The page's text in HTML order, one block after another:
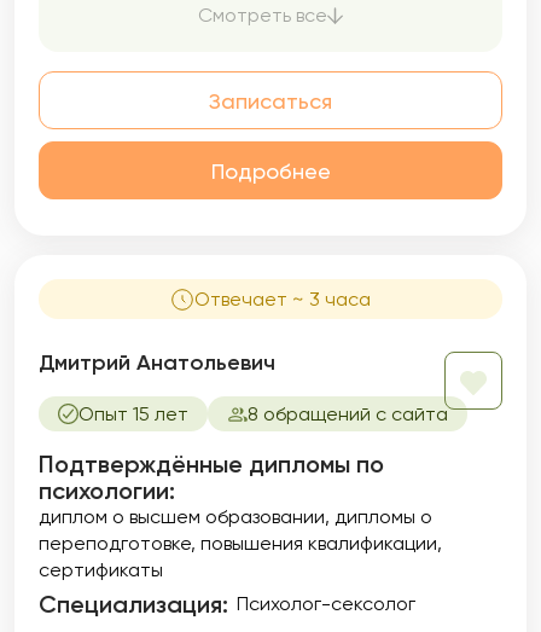
помогать моим клиентам. А обучение
конкретной задачей, не распыляясь на
второстепенные детали. Клиенты
отмечают, что работать со мной
что я задаю вопросы, которые задевают
много чувств, заставляют взглянуть на
таблетки. Кроме ведения частной
практики, я спикер, руковожу
благотворительного фонда, веду женский
клуб и супружеские курсы, а также много
работаю с молодёжью и подростками.
Смотреть все
Записаться
Подробнее
Отвечает ~ 3 часа
Дмитрий Анатольевич
Опыт 15 лет 8 обращений с сайта
Подтверждённые дипломы по
психологии:
диплом о высшем образовании дипломы о
переподготовке повышения квалификации
сертификаты
Специализация: Психолог-сексолог